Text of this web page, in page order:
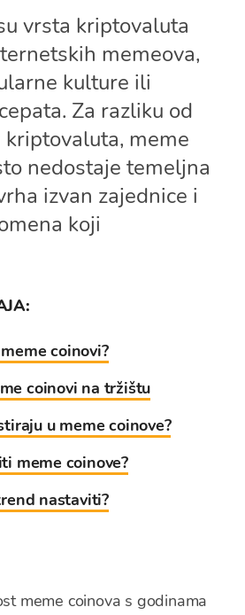
vrsta kriptovaluta
memeova,
kulture ili
Za razliku od
meme
nedostaje temeljna
izvan zajednice i
koji
coinovi?
coinovi na tržištu
u meme coinove?
meme coinove?
nastaviti?
meme coinova s godinama